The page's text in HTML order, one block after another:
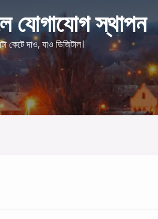
যোগাযোগ স্থাপন
কেটে দাও, যাও ডিজিটাল।